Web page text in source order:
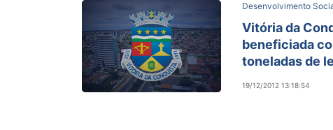
Desenvolvimento
Vitória da
beneficiada
toneladas de
19/12/2012 13:18:54